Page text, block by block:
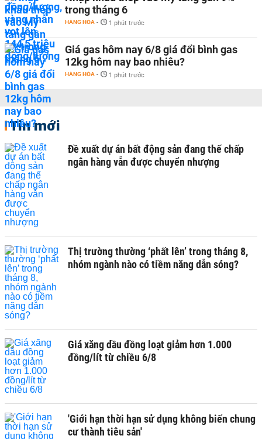
trong tháng 6
HÀNG HÓA - 1 phút trước
Giá gas hôm nay 6/8 giá đổi bình gas
12kg hôm nay bao nhiêu?
HÀNG HÓA - 1 phút trước
Tin mới
Đề xuất dự án bất động sản đang thế chấp
ngân hàng vẫn được chuyển nhượng
Thị trường thường ‘phất lên’ trong tháng 8,
nhóm ngành nào có tiềm năng dẫn sóng?
Giá xăng dầu đồng loạt giảm hơn 1.000
đồng/lít từ chiều 6/8
'Giới hạn thời hạn sử dụng không biến chung
cư thành tiêu sản'